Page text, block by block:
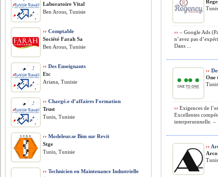
›› – Google Ads
n’avez pas
Dans ...
››
One
›› Exigences de
Excellentes
interpersonnelle.
››
Laboratoire Vital
Ben Arous, Tunisie
›› Comptable
Société Farah Sa
Ben Arous, Tunisie
›› Des Enseignants
Etc
Ariana, Tunisie
›› Chargé.e d’affaires Formation
Trust
Tunis, Tunisie
›› Modeleur.se Bim sur Revit
Stge
Tunis, Tunisie
›› Technicien en Maintenance Industrielle